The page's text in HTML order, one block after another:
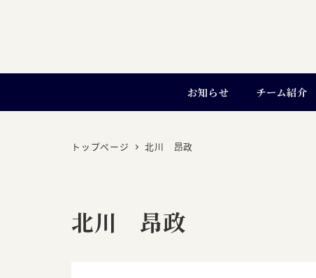
お知らせ チーム紹介
トップページ 北川 昂政
北川 昂政